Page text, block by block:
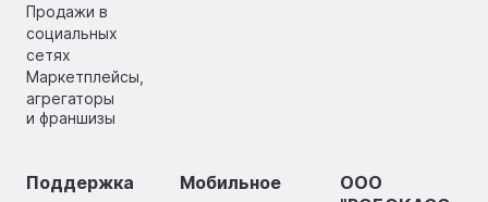
Продажи в
социальных
сетях
Маркетплейсы,
агрегаторы
и франшизы
Поддержка
Мобильное
ООО